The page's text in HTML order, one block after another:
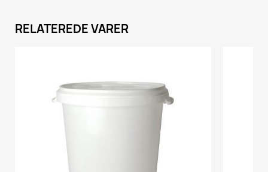
RELATEREDE VARER